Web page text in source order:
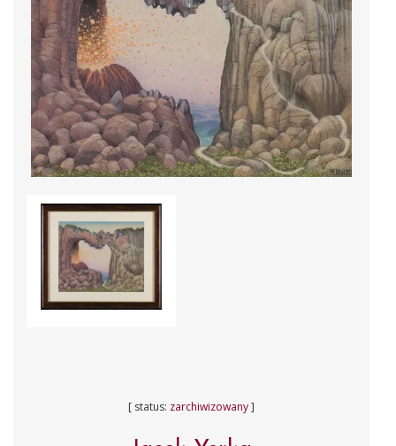
[ status: zarchiwizowany]